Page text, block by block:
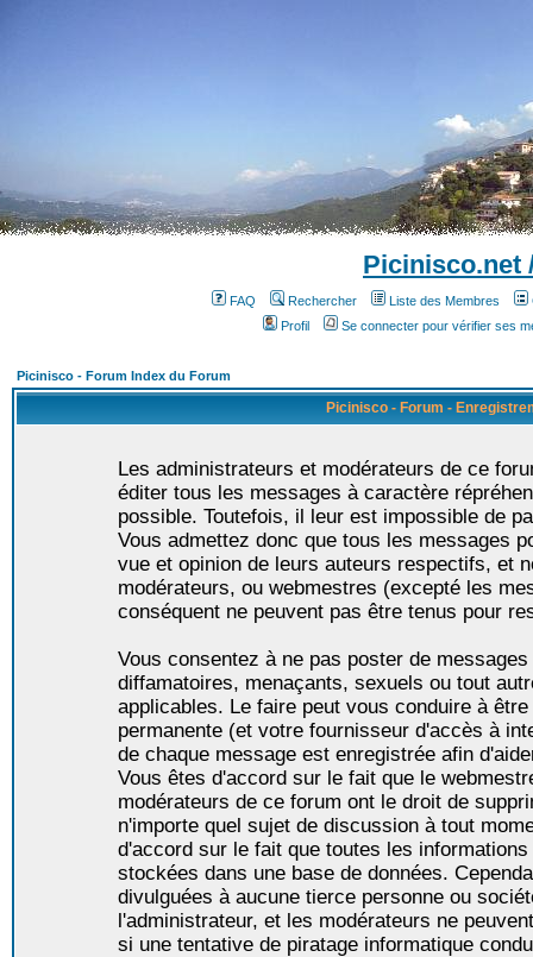
Picinisco.net
FAQ Rechercher Liste des Membres
Profil
Se connecter pour vérifier ses
Picinisco - Forum Index du Forum
Picinisco - Forum -
Les administrateurs et modérateurs de ce
éditer tous les messages à caractère
possible. Toutefois, il leur est impossible de
Vous admettez donc que tous les messages
vue et opinion de leurs auteurs respectifs, et
modérateurs, ou webmestres (excepté les
conséquent ne peuvent pas être tenus pour
Vous consentez à ne pas poster de
diffamatoires, menaçants, sexuels ou tout
applicables. Le faire peut vous conduire à
permanente (et votre fournisseur d'accès à
de chaque message est enregistrée afin
Vous êtes d'accord sur le fait que le
modérateurs de ce forum ont le droit de
n'importe quel sujet de discussion à tout
d'accord sur le fait que toutes les
stockées dans une base de données.
divulguées à aucune tierce personne ou
l'administrateur, et les modérateurs ne
si une tentative de piratage informatique